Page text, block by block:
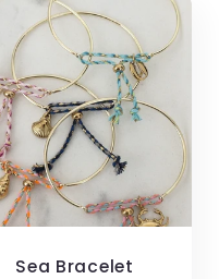
Sea Bracelet